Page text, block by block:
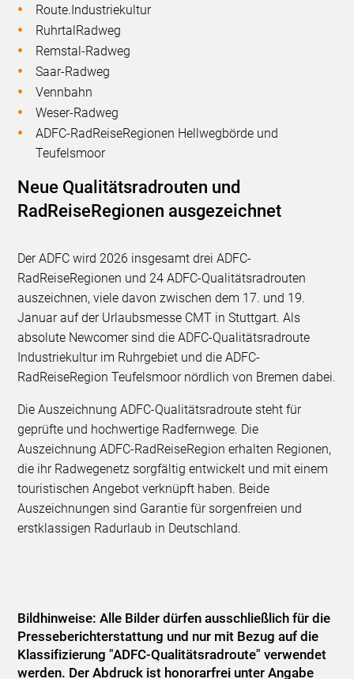
Route.Industriekultur
RuhrtalRadweg
Remstal-Radweg
Saar-Radweg
Vennbahn
Weser-Radweg
ADFC-RadReiseRegionen Hellwegbörde und
Teufelsmoor
Neue Qualitätsradrouten und
RadReiseRegionen ausgezeichnet
Der ADFC wird 2026 insgesamt drei ADFC-
RadReiseRegionen und 24 ADFC-Qualitätsradrouten
auszeichnen, viele davon zwischen dem 17. und 19.
Januar auf der Urlaubsmesse CMT in Stuttgart. Als
absolute Newcomer sind die ADFC-Qualitätsradroute
Industriekultur im Ruhrgebiet und die ADFC-
RadReiseRegion Teufelsmoor nördlich von Bremen dabei.
Die Auszeichnung ADFC-Qualitätsradroute steht für
geprüfte und hochwertige Radfernwege. Die
Auszeichnung ADFC-RadReiseRegion erhalten Regionen,
die ihr Radwegenetz sorgfältig entwickelt und mit einem
touristischen Angebot verknüpft haben. Beide
Auszeichnungen sind Garantie für sorgenfreien und
erstklassigen Radurlaub in Deutschland.
Bildhinweise: Alle Bilder dürfen ausschließlich für die
Presseberichterstattung und nur mit Bezug auf die
Klassifizierung "ADFC-Qualitätsradroute" verwendet
werden. Der Abdruck ist honorarfrei unter Angabe